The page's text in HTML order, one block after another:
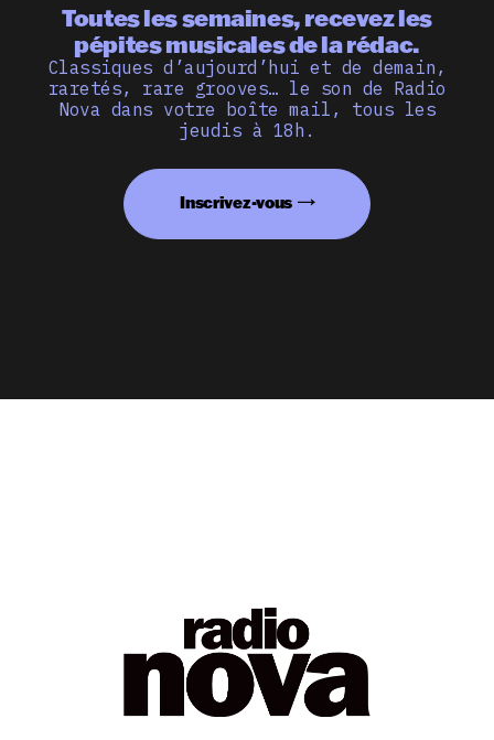
Toutes les semaines, recevez les
pépites musicales de la rédac.
Classiques d’aujourd’hui et de demain,
raretés, rare grooves… le son de Radio
Nova dans votre boîte mail, tous les
jeudis à 18h.
Inscrivez-vous